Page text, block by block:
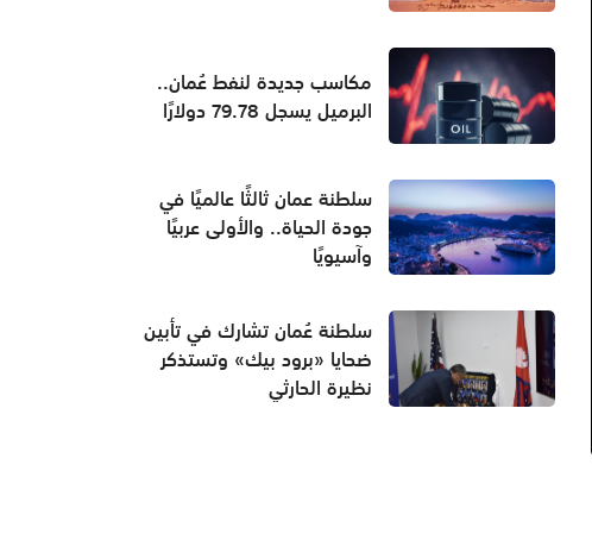
مكاسب جديدة لنفط عُمان..
البرميل يسجل 79.78 دولارًا
سلطنة عمان ثالثًا عالميًا في
جودة الحياة.. والأولى عربيًا
وآسيويًا
سلطنة عُمان تشارك في تأبين
ضحايا «برود بيك» وتستذكر
نظيرة الحارثي